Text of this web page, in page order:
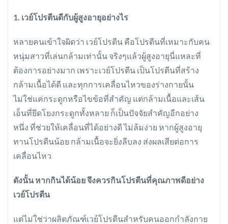
1. เวย์โปรตีนดีกับผู้สูงอายุอย่างไร
หลายคนเข้าใจผิดว่า เวย์โปรตีน คือโปรตีนที่เหมาะกับคน
หนุ่มสาวที่เล่นกล้ามเท่านั้น จริงๆแล้วผู้สูงอายุนี่แหละที่
ต้องการอย่างมาก เพราะเวย์โปรตีน เป็นโปรตีนที่สร้าง
กล้ามเนื้อได้ดี และทุกการเคลื่อนไหวของร่างกายนั้น
ไม่ใช่แค่กระดูกหรือไขข้อที่สำคัญ แต่กล้ามเนื้อและเส้น
เอ็นที่ยึดโยงกระดูกทั้งหลาย ก็เป็นปัจจัยสำคัญอีกอย่าง
หนึ่ง ที่ช่วยให้เคลื่อนที่ได้อย่างดี ไม่ล้มง่าย หากผู้สูงอายุ
ทานโปรตีนน้อย กล้ามเนื้อจะยิ่งลีบลง ส่งผลเสียต่อการ
เคลื่อนไหว
ดังนั้น หากกินได้น้อย จึงควรกินโปรตีนที่คุณภาพดีอย่าง
เวย์โปรตีน
แต่ไม่ใช่ว่าผลิตภัณฑ์เวย์โปรตีนสำหรับคนออกกำลังกาย